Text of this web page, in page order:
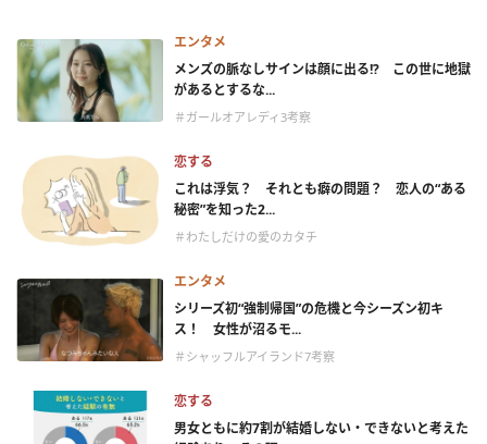
エンタメ
メンズの脈なしサインは顔に出る!? この世に地獄
があるとするな...
＃ガールオアレディ3考察
恋する
これは浮気？ それとも癖の問題？ 恋人の“ある
秘密”を知った2...
＃わたしだけの愛のカタチ
エンタメ
シリーズ初“強制帰国”の危機と今シーズン初キ
ス！ 女性が沼るモ...
＃シャッフルアイランド7考察
恋する
男女ともに約7割が結婚しない・できないと考えた